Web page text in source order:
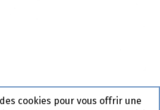
- 1 x 250 pcs (N°
cookies pour vous offrir une